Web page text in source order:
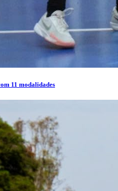
11 modalidades